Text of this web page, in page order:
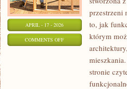
APRIL - 17 - 2026
COMMENTS OFFON
ARCHITEKTURA
przestrzeni
to, jak
którym
stronie